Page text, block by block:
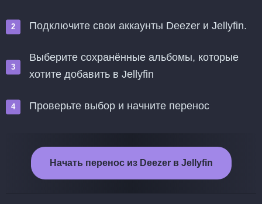
Подключите свои аккаунты Deezer и Jellyfin.
Выберите сохранённые альбомы, которые
хотите добавить в Jellyfin
Проверьте выбор и начните перенос
Начать перенос из Deezer в Jellyfin